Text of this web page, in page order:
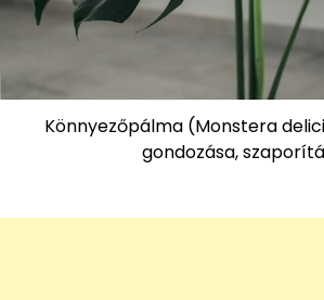
Könnyezőpálma (Monstera
gondozása,